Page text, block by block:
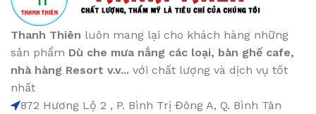
Thanh Thiên luôn mang lại cho khách hàng những
sản phẩm Dù che mưa nắng các loại, bàn ghế cafe,
nhà hàng Resort v.v... với chất lượng và dịch vụ tốt
nhất
872 Hương Lộ 2 , P. Bình Trị Đông A, Q. Bình Tân